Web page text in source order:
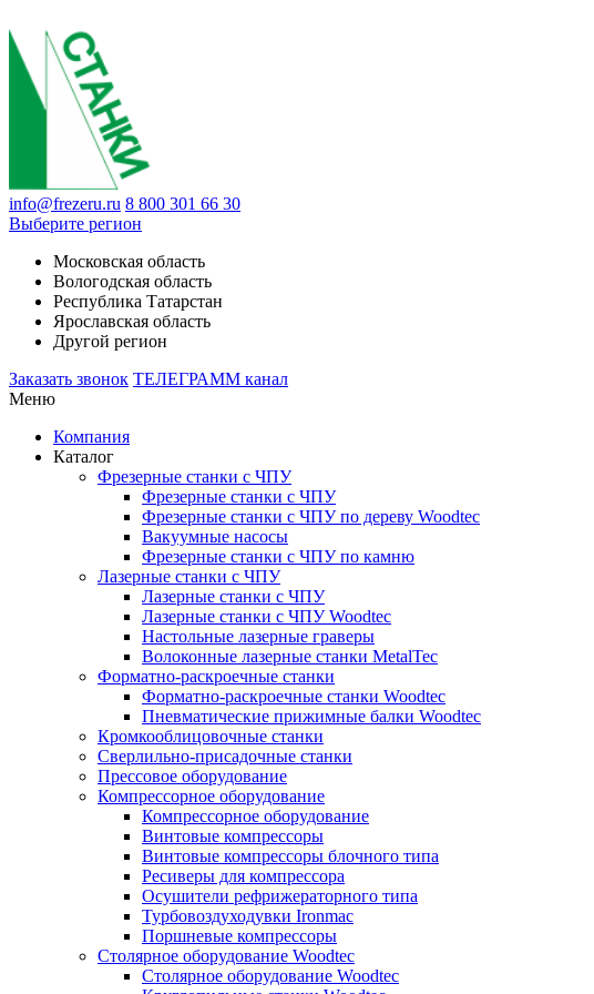
info@frezeru.ru 8 800 301 66 30
Выберите регион
Московская область
Вологодская область
Республика Татарстан
Ярославская область
Другой регион
Заказать звонок ТЕЛЕГРАММ канал
Меню
Компания
Каталог
Фрезерные станки с ЧПУ
Фрезерные станки с ЧПУ
Фрезерные станки с ЧПУ по дереву Woodtec
Вакуумные насосы
Фрезерные станки с ЧПУ по камню
Лазерные станки с ЧПУ
Лазерные станки с ЧПУ
Лазерные станки с ЧПУ Woodtec
Настольные лазерные граверы
Волоконные лазерные станки MetalTec
Форматно-раскроечные станки
Форматно-раскроечные станки Woodtec
Пневматические прижимные балки Woodtec
Кромкооблицовочные станки
Сверлильно-присадочные станки
Прессовое оборудование
Компрессорное оборудование
Компрессорное оборудование
Винтовые компрессоры
Винтовые компрессоры блочного типа
Ресиверы для компрессора
Осушители рефрижераторного типа
Турбовоздуходувки Ironmac
Поршневые компрессоры
Столярное оборудование Woodtec
Столярное оборудование Woodtec